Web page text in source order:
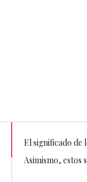
El significado de
Asimismo, estos